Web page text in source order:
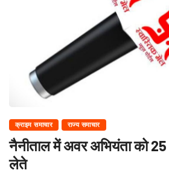
क्राइम समाचार राज्य समाचार
नैनीताल में अवर अभियंता को 25
लेते